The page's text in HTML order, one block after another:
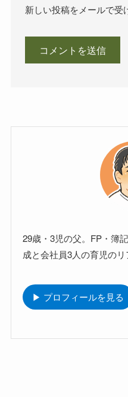
新しい投稿をメールで受
29歳・3児の父。FP・簿
成と会社員3人の育児のリ
▶ プロフィールを見る